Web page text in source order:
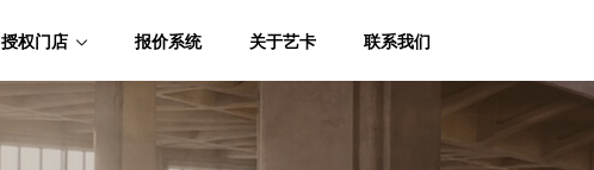
授权门店 报价系统 关于艺卡 联系我们